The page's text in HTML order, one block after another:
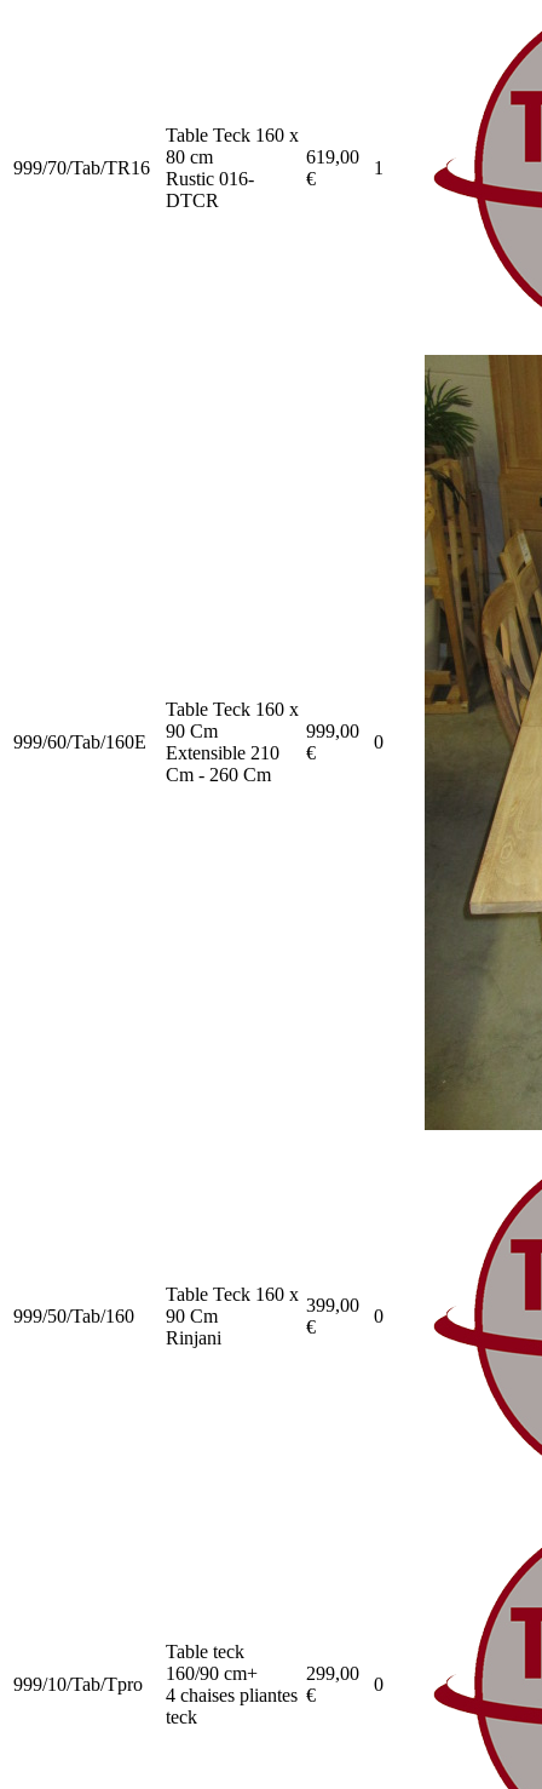
999/70/Tab/TR16
Table Teck 160 x
80 cm
Rustic 016-
DTCR
619,00
€
1
999/60/Tab/160E
Table Teck 160 x
90 Cm
Extensible 210
Cm - 260 Cm
999,00
€
0
999/50/Tab/160
Table Teck 160 x
90 Cm
Rinjani
399,00
€
0
999/10/Tab/Tpro
Table teck
160/90 cm+
4 chaises pliantes
teck
299,00
€
0